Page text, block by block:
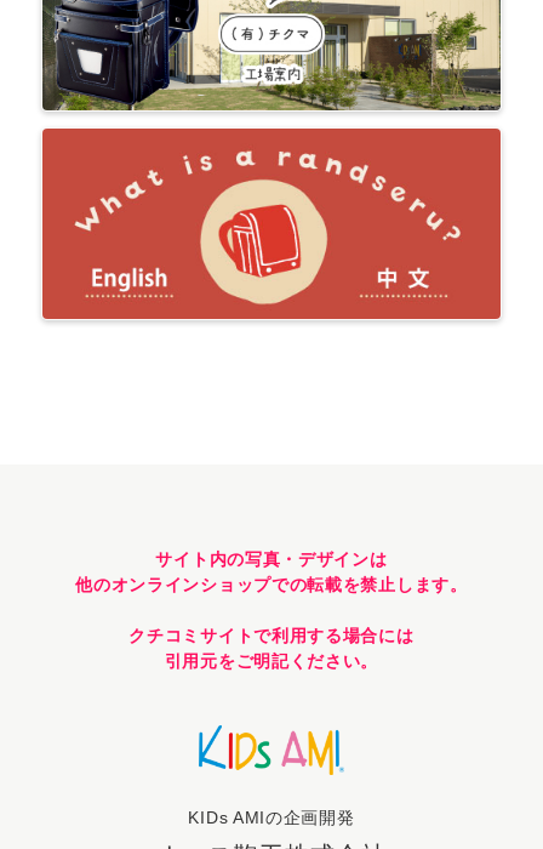
サイト内の写真・デザインは
他のオンラインショップでの転載を禁止します。
クチコミサイトで利用する場合には
引用元をご明記ください。
KIDs AMIの企画開発